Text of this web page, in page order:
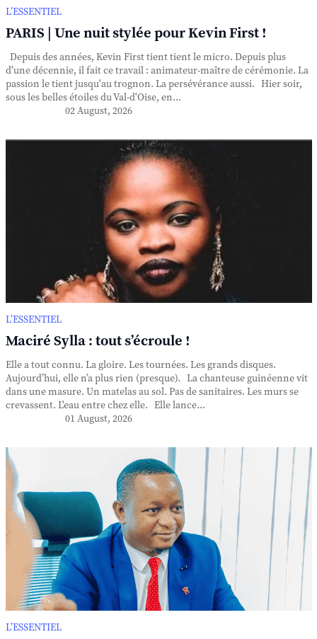
L’ESSENTIEL
PARIS | Une nuit stylée pour Kevin First !
Depuis des années, Kevin First tient tient le micro. Depuis plus
d'une décennie, il fait ce travail : animateur-maître de cérémonie. La
passion le tient jusqu'au trognon. La persévérance aussi. Hier soir,
sous les belles étoiles du Val-d'Oise, en...
02 August, 2026
L’ESSENTIEL
Maciré Sylla : tout s’écroule !
Elle a tout connu. La gloire. Les tournées. Les grands disques.
Aujourd’hui, elle n’a plus rien (presque). La chanteuse guinéenne vit
dans une masure. Un matelas au sol. Pas de sanitaires. Les murs se
crevassent. L'eau entre chez elle. Elle lance...
01 August, 2026
L’ESSENTIEL